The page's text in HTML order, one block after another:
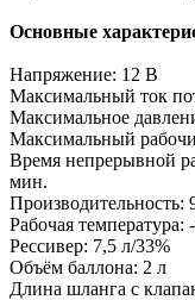
Основные
Напряжение: 12 В
Максимальный ток
Максимальное
Максимальный
Время непрерывной
мин.
Производительность:
Рабочая температура:
Рессивер: 7,5 л/33%
Объём баллона: 2 л
Длина шланга с